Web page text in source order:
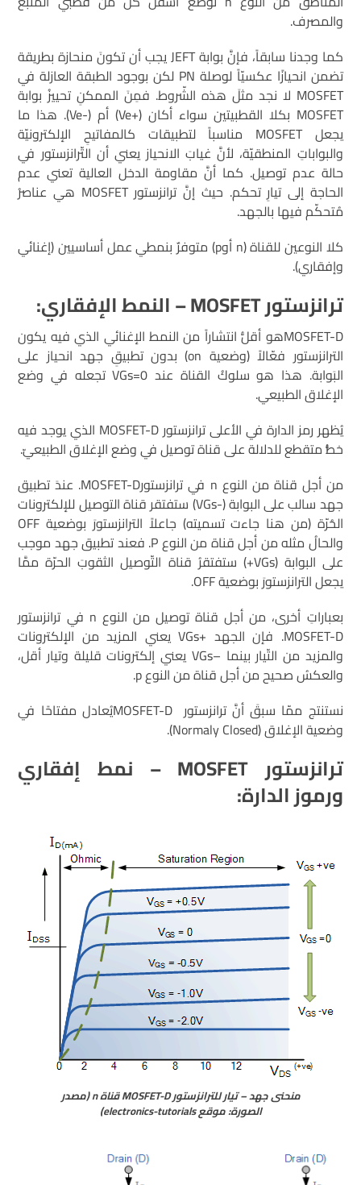
والمصرف.
كما وجدنا سابقاً، فإنَّ بوابة JEFT يجب أن تكونَ منحازة بطريقة
تضمن انحيازًا عكسيّاً لوصلة PN لكن بوجود الطبقة العازلة في
MOSFET لا نجد مثلَ هذه الشّروط. فمِنَ الممكنِ تحييزُ بوابة
MOSFET بكلا القطبيتين سواء أكان (+Ve) أم (-Ve). هذا ما
يجعل MOSFET مناسباً لتطبيقات كالمفاتيحِ الإلكترونيّة
والبواباتِ المنطقيّة، لأنَّ غيابَ الانحياز يعني أن التّرانزستور في
حالة عدم توصيل. كما أنَّ مقاومة الدخل العالية تعني عدم
الحاجة إلى تيارِ تحكم. حيث إنَّ ترانزستور MOSFET هي عناصرُ
مُتحكّم فيها بالجهد.
كلا النوعين للقناة (n أوp) متوفرٌ بنمطي عمل أساسيين (إغنائي
وإفقاري).
ترانزستور MOSFET – النمط الإفقاري:
MOSFET-Dهو أقلُّ انتشاراً من النمط الإغنائي الذي فيه يكون
الترانزستور فعّالاً (وضعية on) بدون تطبيقِ جهد انحياز على
البَوابة. هذا هو سلوكُ القناة عند VGs=0 تجعله في وضع
الإغلاق الطبيعي.
يُظهر رمز الدارة في الأعلى ترانزستور MOSFET-D الذي يوجد فيه
خطُّ متقطع للدلالة على قناة توصيل في وضع الإغلاق الطبيعيّ.
من أجل قناة من النوع n في ترانزستورMOSFET-D. عندَ تطبيق
جهد سالب على البوابة (-VGs) ستفتقر قناة التوصيل للإلكترونات
الحُرّة (من هنا جاءت تسميته) جاعلاً الترانزستورَ بوضعية OFF
والحالُ مثله من أجل قناة من النوع P. فعند تطبيق جهد موجب
على البوابة (VGs+) ستفتقرُ قناة التّوصيل الثقوبَ الحرّة ممَّا
يجعل الترانزستورَ بوضعية OFF.
بعباراتِ أخرى، من أجل قناة توصيل من النوع n في ترانزستور
MOSFET-D. فإن الجهد +VGs يعني المزيد من الإلكترونات
والمزيد من التّيار بينما –VGs يعني إلكترونات قليلة وتيار أقل،
والعكسُ صحيح من أجل قناة من النوع p.
نستنتج ممّا سبقَ أنَّ ترانزستور MOSFET-Dيُعادل مفتاحًا في
وضعية الإغلاق (Normaly Closed).
ترانزستور MOSFET – نمط إفقاري
ورموز الدارة:
منحنى جهد – تيار للترانزستور MOSFET-D قناة n (مصدر
الصورة: موقع electronics-tutorials)